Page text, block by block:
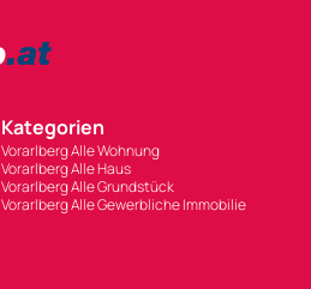
Kategorien
Vorarlberg Alle Wohnung
Vorarlberg Alle Haus
Vorarlberg Alle Grundstück
Vorarlberg Alle Gewerbliche Immobilie